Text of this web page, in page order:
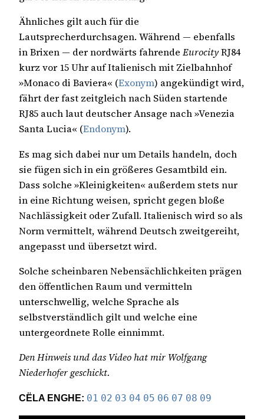
Ähnliches gilt auch für die
Lautsprecherdurchsagen. Während — ebenfalls
in Brixen — der nordwärts fahrende EurocityRJ84
kurz vor 15 Uhr auf Italienisch mit Zielbahnhof
»Monaco di Baviera« (Exonym) angekündigt wird,
fährt der fast zeitgleich nach Süden startende
RJ85 auch laut deutscher Ansage nach »Venezia
Santa Lucia« (Endonym).
Es mag sich dabei nur um Details handeln, doch
sie fügen sich in ein größeres Gesamtbild ein.
Dass solche »Kleinigkeiten« außerdem stets nur
in eine Richtung weisen, spricht gegen bloße
Nachlässigkeit oder Zufall. Italienisch wird so als
Norm vermittelt, während Deutsch zweitgereiht,
angepasst und übersetzt wird.
Solche scheinbaren Nebensächlichkeiten prägen
den öffentlichen Raum und vermitteln
unterschwellig, welche Sprache als
selbstverständlich gilt und welche eine
untergeordnete Rolle einnimmt.
Den Hinweis und das Video hat mir Wolfgang
Niederhofer geschickt.
CËLA ENGHE: 01 02 03 04 05 06 07 08 09